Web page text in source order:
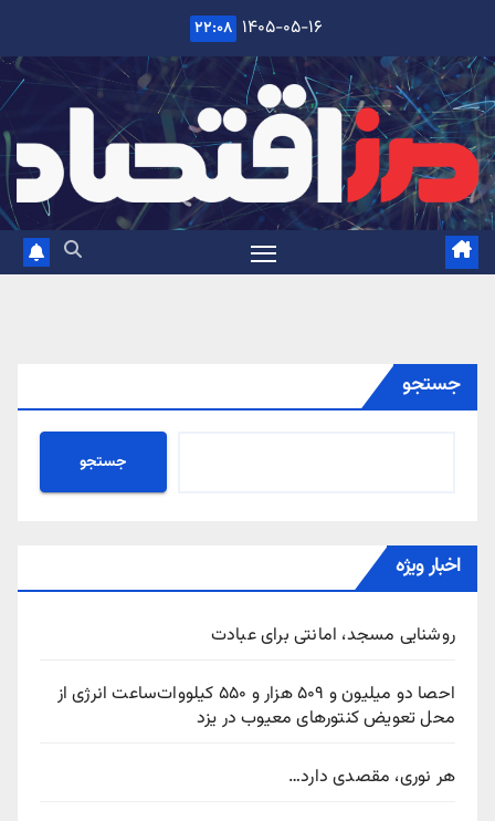
content
۱۴۰۵-۰۵-۱۶ ۲۲:۰۸
جستجو
جستجو
اخبار ویژه
روشنایی مسجد، امانتی برای عبادت
احصا دو میلیون و ۵۰۹ هزار و ۵۵۰ کیلووات‌ساعت انرژی از
محل تعویض کنتورهای معیوب در یزد
هر نوری، مقصدی دارد…